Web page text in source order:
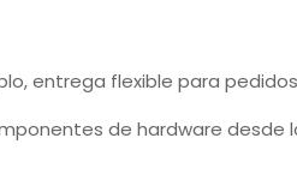
entrega flexible para
de hardware desde